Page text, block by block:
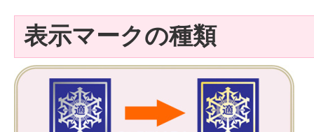
表示マークの種類